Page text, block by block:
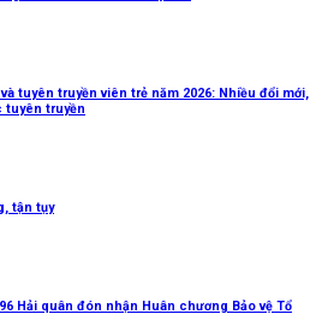
tuyên truyền viên trẻ năm 2026: Nhiều đổi mới,
tuyên truyền
tận tụy
Hải quân đón nhận Huân chương Bảo vệ Tổ